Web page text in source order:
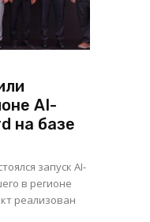
AI-
на базе
запуск AI-
в регионе
реализован